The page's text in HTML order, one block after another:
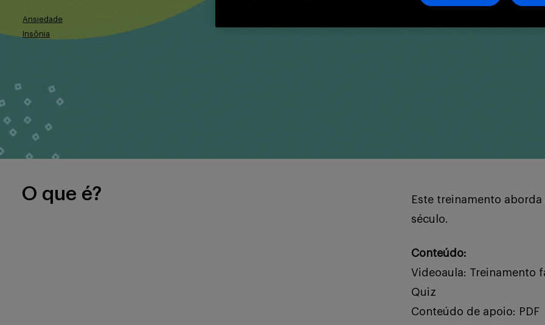
Ansiedade
Insônia
O que é?
Este treinamento
século.
Conteúdo:
Videoaula: Treinamento
Quiz
Conteúdo de apoio: PDF